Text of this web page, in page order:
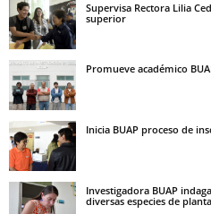
Supervisa Rectora Lilia
superior
Promueve académico
Inicia BUAP proceso de
Investigadora BUAP
diversas especies de